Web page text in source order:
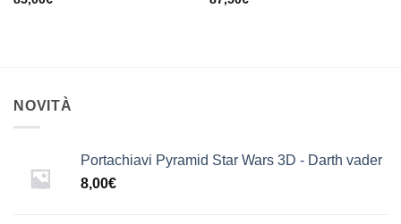
NOVITÀ
Portachiavi Pyramid Star Wars 3D - Darth vader
8,00€